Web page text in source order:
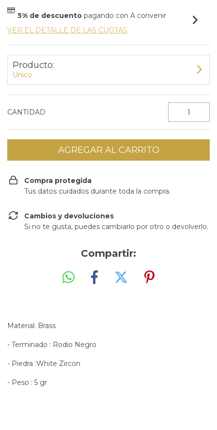
5% de descuentopagando con A convenir
VER EL DETALLE DE LAS CUOTAS
Producto:
Unico
CANTIDAD
Compra protegida
Tus datos cuidados durante toda la compra.
Cambios y devoluciones
Si no te gusta, puedes cambiarlo por otro o devolverlo.
Compartir:
Material: Brass
- Terminado : Rodio Negro
- Piedra :White Zircon
- Peso : 5 gr